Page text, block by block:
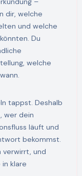
dir, welche
und welche
Du
welche
tappst. Deshalb
wer dein
läuft und
bekommst.
verwirrt, und
klare